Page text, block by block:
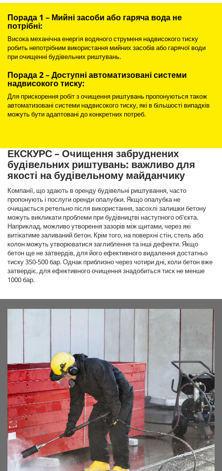
Порада 1 – Мийні засоби або гаряча вода не
потрібні:
Висока механічна енергія водяного струменя надвисокого тиску
робить непотрібним використання мийних засобів або гарячої води
при очищенні будівельних риштувань.
Порада 2 – Доступні автоматизовані системи
надвисокого тиску:
Для прискорення робіт з очищення риштувань пропонуються також
автоматизовані системи надвисокого тиску, які в більшості випадків
можуть бути адаптовані до конкретних потреб.
ЕКСКУРС – Очищення забруднених
будівельних риштувань: важливо для
якості на будівельному майданчику
Компанії, що здають в оренду будівельні риштування, часто
пропонують і послуги оренди опалубки. Якщо опалубка не
очищається ретельно після використання, засохлі залишки бетону
можуть викликати проблеми при будівництві наступного об'єкта.
Наприклад, можливо утворення зазорів між щитами, через які
витікатиме заливаний бетон. Крім того, на поверхні стін, стель або
колон можуть утворюватися заглиблення та інші дефекти. Якщо
бетон ще не затвердів, для його ефективного видалення достатньо
тиску 350-500 бар. Однак приблизно через чотири дні, коли бетон вже
затвердіє, для ефективного очищення знадобиться тиск не менше
1000 бар.